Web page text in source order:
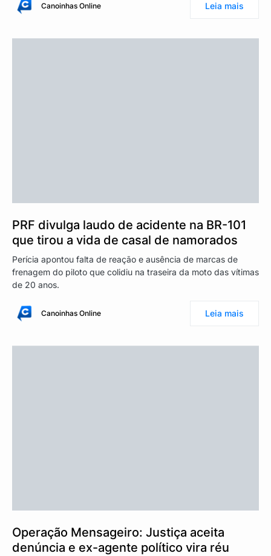
Canoinhas Online Leia mais
PRF divulga laudo de acidente na BR-101
que tirou a vida de casal de namorados
Perícia apontou falta de reação e ausência de marcas de
frenagem do piloto que colidiu na traseira da moto das vítimas
de 20 anos.
Canoinhas Online Leia mais
Operação Mensageiro: Justiça aceita
denúncia e ex-agente político vira réu